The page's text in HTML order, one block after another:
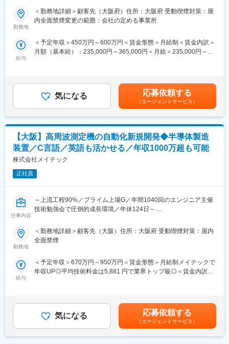
談窓口配備
組織の生産性の向上および、エンジニアの多様なはたらき方を追
求し、はたらき方に変革を起こすことで社会課題の解決を図って
器・家電・ロボットの設計・開発・実験におけるモデルベース開
発（MBD）等を提供しており、IT領域においては情報通信、IT／
インターネット、EC分野を中心とした幅広い業界に対してのシス
テム開発・インフラ設計・評価検証業務等を提供しております。
さらには、近年需要が拡大しているRPA・IoT・UWB・ドロー
ン・セキュリティ等の最新技術の活用についても精力的に取り組
んでおります。また、エンジニアとして生涯活躍できる人材を育
てるべく、パーソルクロステクノロジーでは最新の技術トレンド
を踏まえ、各種研修を実施しています。
■業務内容：
＜製品＞
ウェアラブルカメラ、Web会議カメラ
仕様検討、詳細設計、部品調達、回路図作成、パターン（基板）
設計、評価
＜測定器＞
オシロスコープ、マルチメーター
＜企業情報＞
各種デジタル機器製品のOEMを行っている企業です。
■社風：
【多様な働き方を応援】自己実現支援金100万円支給有
規模
（3）専門性を磨く学習講座は1,400種類（ライセンス系・キャリ
（4）多様性の支援体制：リモートワーク制度、複業制度、異動申
請制度、各種キャリアイベント・交流会の開催多数、キャリア相
■当社について：
2023年1月1日に誕生した パーソルクロステクノロジー は、人と
まいります。
研究開発・ものづくりの領域においては自動車・航空宇宙関連機
器・家電・ロボットの設計・開発・実験におけるモデルベース開
発（MBD）等を提供しており、IT領域においては情報通信、IT／
インターネット、EC分野を中心とした幅広い業界に対してのシス
勤務地
＜勤務地詳細＞顧客先（大阪府）住所：大阪府 受動喫煙対策：屋
内全面禁煙変更の範囲：会社の定める事業所
給与
＜予定年収＞450万円～600万円＜賃金形態＞月給制＜賃金内訳＞
月額（基本給）：235,000円～365,000円＜月給＞235,000円～
昇格：年1回（4月）■残業手当：残業時間に応じて別途支給賃金
はあくまでも目安の金額であり、選考を通じて上下する可能性が
あります。月給(月額)は固定手当を含めた表記です。
気になる 応募依頼する
（エージェントサービス）
【大阪】高周波測定機の自動化新規開発◆半導体製造
装置／C言語／英語も活かせる／年収1000万超も可能
株式会社メイテック
正社員
仕事内容
～上流工程90%／プライム上場G／年間1040回のエンジニア主催
技術勉強会で圧倒的成長環境／年休124日～
■業務内容：
半導体製造装置の高周波測定機自動化に向けた新規開発業務で
【業務概要】
BAWフィルターの開発に伴う自動計測器の新規開発において、高
アナライザを使用した電気試験業務～C言語を用いたコーディン
グ業務をご担当いただきます。
また、一部英語を使用しシンガポール社員とのやり取りもご対応
いただく可能性がございます。
勤務地
＜勤務地詳細＞顧客先（大阪）住所：大阪府 受動喫煙対策：屋内
全面禁煙
給与
＜予定年収＞670万円～950万円＜賃金形態＞月給制メイテックで
年収UP◎平均技術料金は5,881 円で業界トップ級◎＜賃金内訳＞
通信手当賃金はあくまでも目安の金額であり、選考を通じて上下
する可能性があります。月給(月額)は固定手当を含めた表記です。
気になる 応募依頼する
（エージェントサービス）